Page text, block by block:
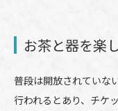
お茶と器を楽
普段は開放されていな
行われるとあり、チケ